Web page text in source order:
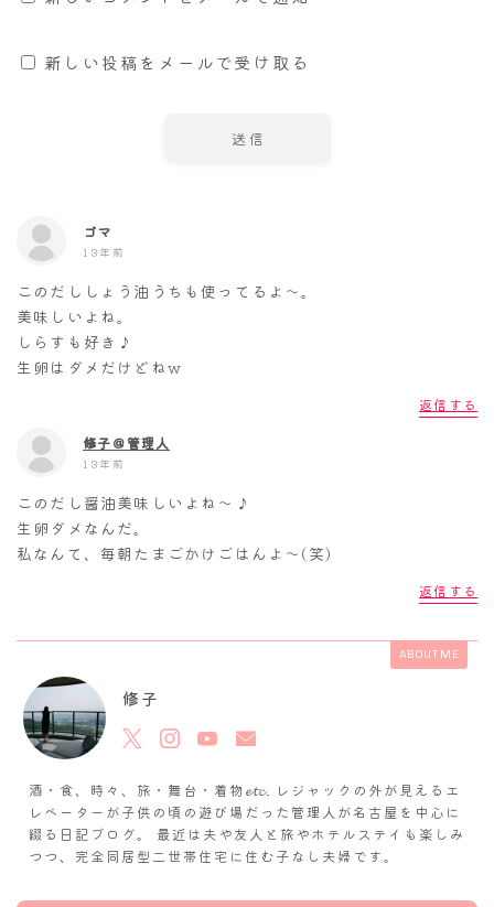
新しい投稿をメールで受け取る
ゴマ
13年前
このだししょう油うちも使ってるよ～。
美味しいよね。
しらすも好き♪
生卵はダメだけどねw
返信する
修子＠管理人
13年前
このだし醤油美味しいよね～♪
生卵ダメなんだ。
私なんて、毎朝たまごかけごはんよ～(笑)
返信する
ABOUT ME
修子
酒・食、時々、旅・舞台・着物𝓮𝓽𝓬. レジャックの外が見えるエ
レベーターが子供の頃の遊び場だった管理人が名古屋を中心に
綴る日記ブログ。 最近は夫や友人と旅やホテルステイも楽しみ
つつ、完全同居型二世帯住宅に住む子なし夫婦です。